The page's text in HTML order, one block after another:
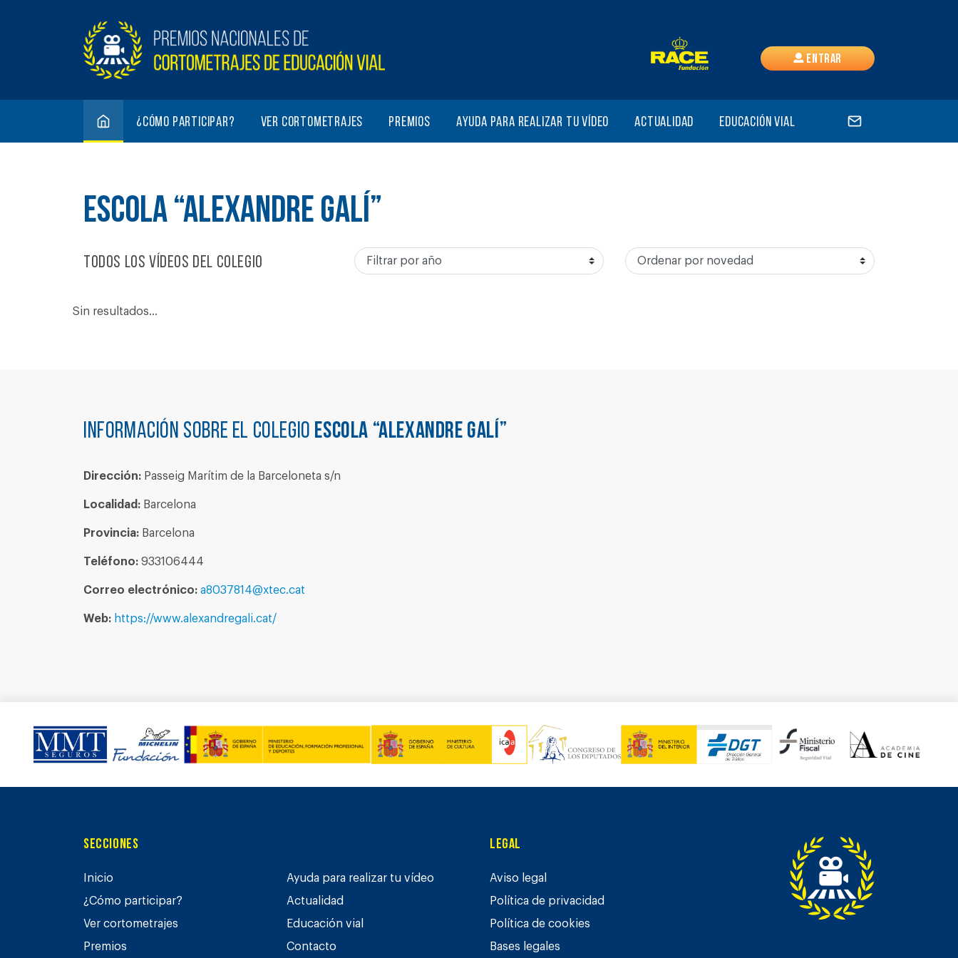
Entrar
¿Cómo participar? Ver cortometrajes Premios Ayuda para realizar tu vídeo Actualidad Educación vial
ESCOLA “ALEXANDRE GALÍ”
Todos los vídeos del colegio
Sin resultados...
Información sobre el colegio ESCOLA “ALEXANDRE GALÍ”
Dirección: Passeig Marítim de la Barceloneta s/n
Localidad: Barcelona
Provincia: Barcelona
Teléfono: 933106444
Correo electrónico: a8037814@xtec.cat
Web: https://www.alexandregali.cat/
Secciones
Inicio
¿Cómo participar?
Ver cortometrajes
Premios
Ayuda para realizar tu vídeo
Actualidad
Educación vial
Contacto
Legal
Aviso legal
Política de privacidad
Política de cookies
Bases legales